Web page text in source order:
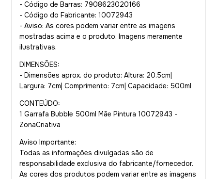
- Código de Barras: 7908623020166
- Código do Fabricante: 10072943
- Aviso: As cores podem variar entre as imagens
mostradas acima e o produto. Imagens meramente
ilustrativas.
DIMENSÕES:
- Dimensões aprox. do produto: Altura: 20.5cm|
Largura: 7cm| Comprimento: 7cm| Capacidade: 500ml
CONTEÚDO:
1 Garrafa Bubble 500ml Mãe Pintura 10072943 -
ZonaCriativa
Aviso Importante:
Todas as informações divulgadas são de
responsabilidade exclusiva do fabricante/fornecedor.
As cores dos produtos podem variar entre as imagens